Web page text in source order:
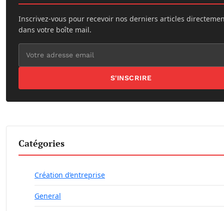
Inscrivez-vous pour recevoir nos derniers articles
dans votre boîte mail.
S'INSCRIRE
Catégories
Création d’entreprise
General